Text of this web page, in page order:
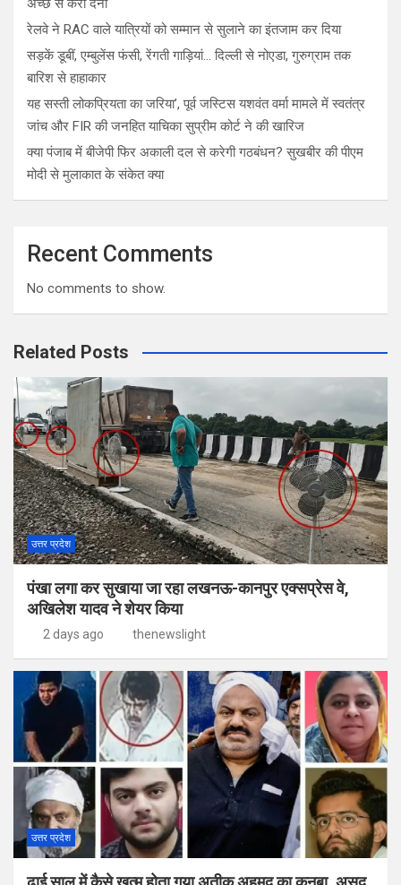
रेलवे ने RAC वाले यात्रियों को सम्मान से सुलाने का इंतजाम कर दिया
सड़कें डूबीं, एम्बुलेंस फंसी, रेंगती गाड़ियां… दिल्ली से नोएडा, गुरुग्राम तक
बारिश से हाहाकार
यह सस्ती लोकप्रियता का जरिया’, पूर्व जस्टिस यशवंत वर्मा मामले में स्वतंत्र
जांच और FIR की जनहित याचिका सुप्रीम कोर्ट ने की खारिज
क्या पंजाब में बीजेपी फिर अकाली दल से करेगी गठबंधन? सुखबीर की पीएम
मोदी से मुलाकात के संकेत क्या
Recent Comments
No comments to show.
Related Posts
उत्तर प्रदेश
पंखा लगा कर सुखाया जा रहा लखनऊ-कानपुर एक्सप्रेस वे,
अखिलेश यादव ने शेयर किया
2 days ago thenewslight
उत्तर प्रदेश